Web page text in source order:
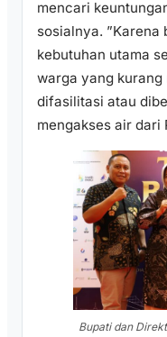
mencari
sosialnya. ”Karena
kebutuhan utama
warga yang kurang
difasilitasi atau
mengakses air dari
Bupati dan